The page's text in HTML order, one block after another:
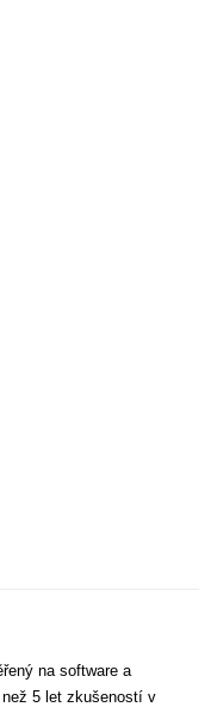
na software a
5 let zkušeností v